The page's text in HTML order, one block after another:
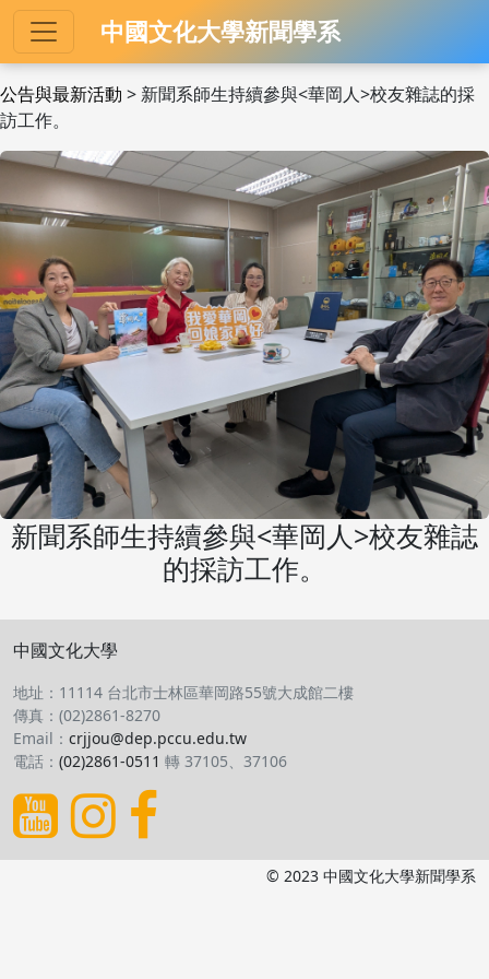
中國文化大學新聞學系
公告與最新活動 > 新聞系師生持續參與<華岡人>校友雜誌的採
訪工作。
新聞系師生持續參與<華岡人>校友雜誌
的採訪工作。
中國文化大學
地址：11114 台北市士林區華岡路55號大成館二樓
傳真：(02)2861-8270
Email： crjjou@dep.pccu.edu.tw
電話： (02)2861-0511 轉 37105、37106
© 2023 中國文化大學新聞學系